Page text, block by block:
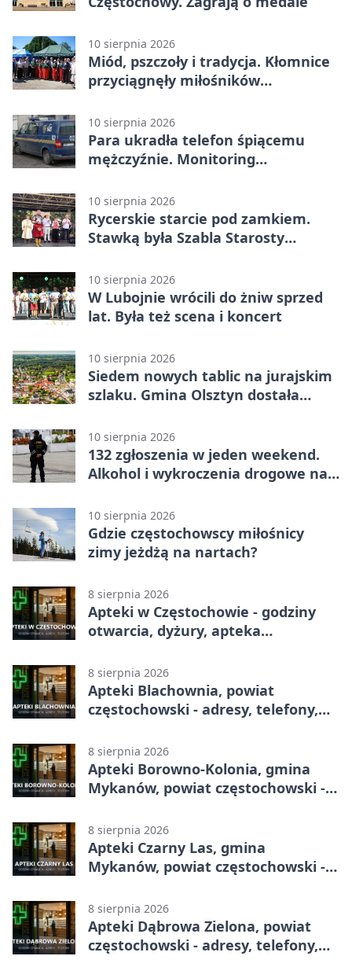
10 sierpnia 2026
Miód, pszczoły i tradycja. Kłomnice
przyciągnęły miłośników
10 sierpnia 2026
Para ukradła telefon śpiącemu
mężczyźnie. Monitoring
10 sierpnia 2026
Rycerskie starcie pod zamkiem.
Stawką była Szabla Starosty
10 sierpnia 2026
W Lubojnie wrócili do żniw sprzed
lat. Była też scena i koncert
10 sierpnia 2026
Siedem nowych tablic na jurajskim
szlaku. Gmina Olsztyn dostała
10 sierpnia 2026
132 zgłoszenia w jeden weekend.
Alkohol i wykroczenia drogowe na
10 sierpnia 2026
Gdzie częstochowscy miłośnicy
zimy jeżdżą na nartach?
8 sierpnia 2026
Apteki w Częstochowie - godziny
otwarcia, dyżury, apteka
8 sierpnia 2026
Apteki Blachownia, powiat
częstochowski - adresy, telefony,
8 sierpnia 2026
Apteki Borowno-Kolonia, gmina
Mykanów, powiat częstochowski -
8 sierpnia 2026
Apteki Czarny Las, gmina
Mykanów, powiat częstochowski -
8 sierpnia 2026
Apteki Dąbrowa Zielona, powiat
częstochowski - adresy, telefony,